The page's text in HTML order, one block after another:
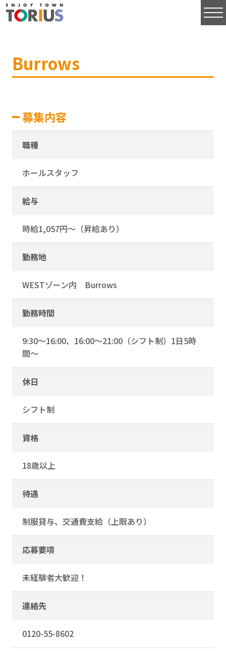
Burrows
募集内容
職種
ホールスタッフ
給与
時給1,057円～（昇給あり）
勤務地
WESTゾーン内 Burrows
勤務時間
9:30～16:00、16:00～21:00（シフト制）1日5時
間～
休日
シフト制
資格
18歳以上
待遇
制服貸与、交通費支給（上限あり）
応募要項
未経験者大歓迎！
連絡先
0120-55-8602